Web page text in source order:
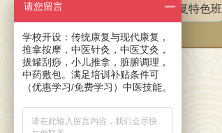
盆骨修复特色班
请您留言
学校开设：传统康复与现代康复，
推拿按摩，中医针灸，中医艾灸，
拔罐刮痧，小儿推拿，脏腑调理，
中药敷包。满足培训补贴条件可
（优惠学习/免费学习）中医技能。